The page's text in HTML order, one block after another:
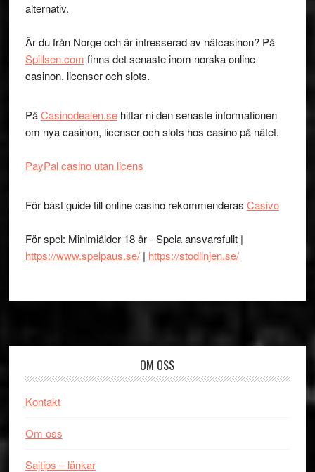
alternativ.
Är du från Norge och är intresserad av nätcasinon? På
Spillsen.com finns det senaste inom norska online
casinon, licenser och slots.
PåCasinodealen.sehittar ni den senaste informationen
om nya casinon, licenser och slots hos casino på nätet.
PayPal casino utan licens
För bäst guide till online casino rekommenderas Casivo
För spel: Minimiålder 18 år - Spela ansvarsfullt |
https://www.spelpaus.se/| https://stodlinjen.se/
OM OSS
Kontakt
Om oss
Sajtips – länkar